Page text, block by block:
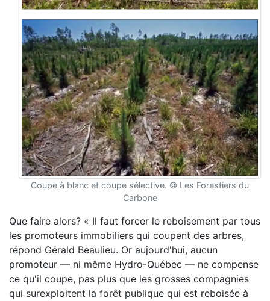
Coupe à blanc et coupe sélective. © Les Forestiers du
Carbone
Que faire alors? « Il faut forcer le reboisement par tous
les promoteurs immobiliers qui coupent des arbres,
répond Gérald Beaulieu. Or aujourd'hui, aucun
promoteur — ni même Hydro-Québec — ne compense
ce qu'il coupe, pas plus que les grosses compagnies
qui surexploitent la forêt publique qui est reboisée à